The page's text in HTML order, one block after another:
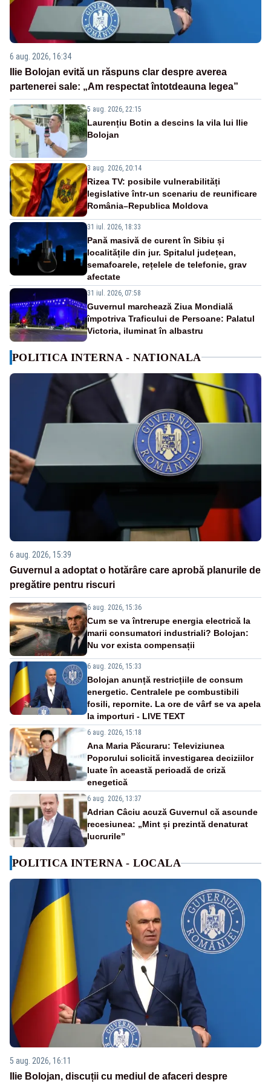
6 aug. 2026, 16:34
Ilie Bolojan evită un răspuns clar despre averea
partenerei sale: „Am respectat întotdeauna legea”
5 aug. 2026, 22:15
Laurențiu Botin a descins la vila lui Ilie
Bolojan
3 aug. 2026, 20:14
Rizea TV: posibile vulnerabilități
legislative într-un scenariu de reunificare
România–Republica Moldova
31 iul. 2026, 18:33
Pană masivă de curent în Sibiu și
localitățile din jur. Spitalul județean,
semafoarele, rețelele de telefonie, grav
afectate
31 iul. 2026, 07:58
Guvernul marchează Ziua Mondială
împotriva Traficului de Persoane: Palatul
Victoria, iluminat în albastru
POLITICA INTERNA - NATIONALA
6 aug. 2026, 15:39
Guvernul a adoptat o hotărâre care aprobă planurile de
pregătire pentru riscuri
6 aug. 2026, 15:36
Cum se va întrerupe energia electrică la
marii consumatori industriali? Bolojan:
Nu vor exista compensații
6 aug. 2026, 15:33
Bolojan anunță restricțiile de consum
energetic. Centralele pe combustibili
fosili, repornite. La ore de vârf se va apela
la importuri - LIVE TEXT
6 aug. 2026, 15:18
Ana Maria Păcuraru: Televiziunea
Poporului solicită investigarea deciziilor
luate în această perioadă de criză
enegetică
6 aug. 2026, 13:37
Adrian Câciu acuză Guvernul că ascunde
recesiunea: „Mint și prezintă denaturat
lucrurile”
POLITICA INTERNA - LOCALA
5 aug. 2026, 16:11
Ilie Bolojan, discuții cu mediul de afaceri despre